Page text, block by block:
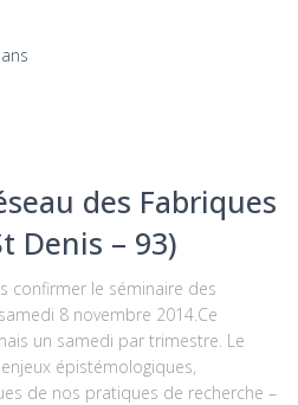
des Fabriques
Denis – 93)
confirmer le séminaire des
8 novembre 2014.Ce
un samedi par trimestre. Le
épistémologiques,
de nos pratiques de recherche –